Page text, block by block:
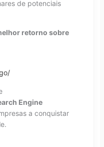
de potenciais
retorno sobre
Engine
a conquistar